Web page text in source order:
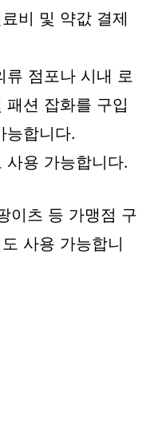
비 및 약값 결제
류 점포나 시내 로
션 잡화를 구입
능합니다.
사용 가능합니다.
이츠 등 가맹점 구
사용 가능합니